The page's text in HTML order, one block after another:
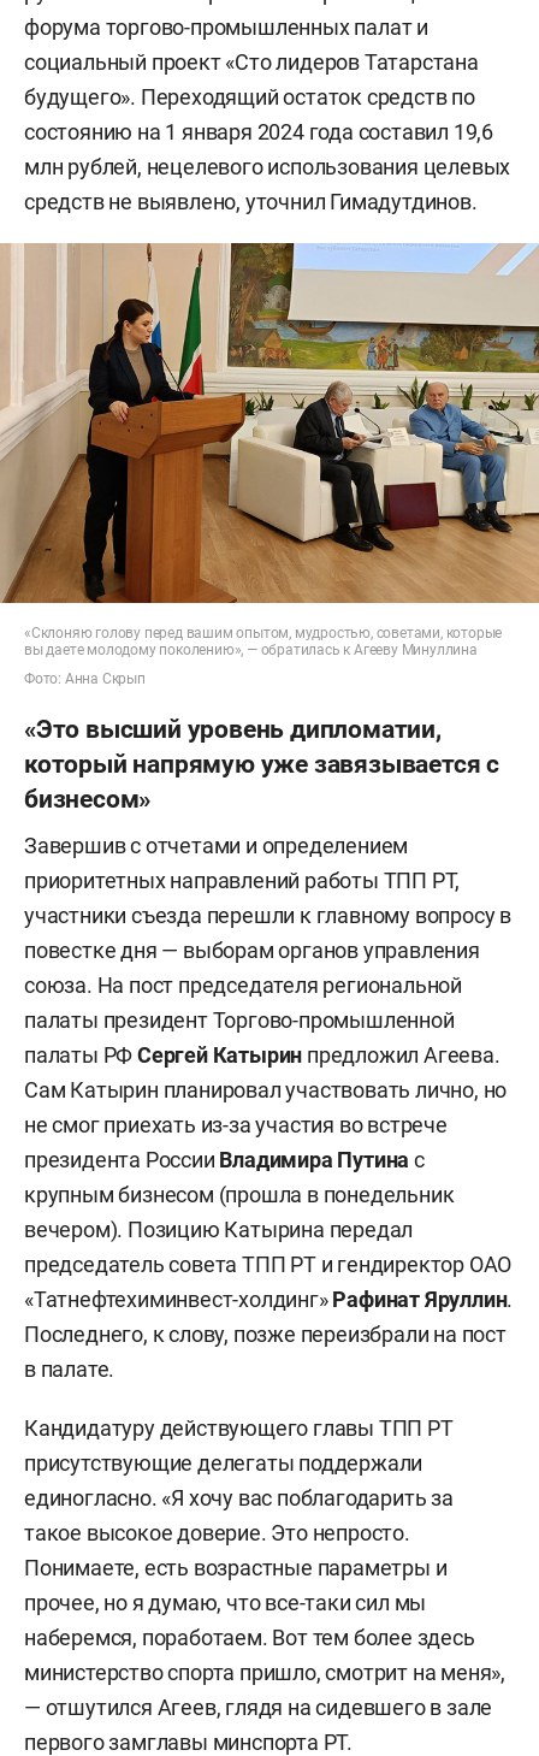
форума торгово-промышленных палат и
социальный проект «Сто лидеров Татарстана
будущего». Переходящий остаток средств по
состоянию на 1 января 2024 года составил 19,6
млн рублей, нецелевого использования целевых
средств не выявлено, уточнил Гимадутдинов.
«Склоняю голову перед вашим опытом, мудростью, советами, которые
вы даете молодому поколению», — обратилась к Агееву Минуллина
Фото: Анна Скрып
«Это высший уровень дипломатии,
который напрямую уже завязывается с
бизнесом»
Завершив с отчетами и определением
приоритетных направлений работы ТПП РТ,
участники съезда перешли к главному вопросу в
повестке дня — выборам органов управления
союза. На пост председателя региональной
палаты президент Торгово-промышленной
палаты РФСергей Катырин предложил Агеева.
Сам Катырин планировал участвовать лично, но
не смог приехать из-за участия во встрече
президента России Владимира Путина с
крупным бизнесом (прошла в понедельник
вечером). Позицию Катырина передал
председатель совета ТПП РТ и гендиректор ОАО
«Татнефтехиминвест-холдинг»Рафинат Яруллин.
Последнего, к слову, позже переизбрали на пост
в палате.
Кандидатуру действующего главы ТПП РТ
присутствующие делегаты поддержали
единогласно. «Я хочу вас поблагодарить за
такое высокое доверие. Это непросто.
Понимаете, есть возрастные параметры и
прочее, но я думаю, что все-таки сил мы
наберемся, поработаем. Вот тем более здесь
министерство спорта пришло, смотрит на меня»,
— отшутился Агеев, глядя на сидевшего в зале
первого замглавы минспорта РТ.